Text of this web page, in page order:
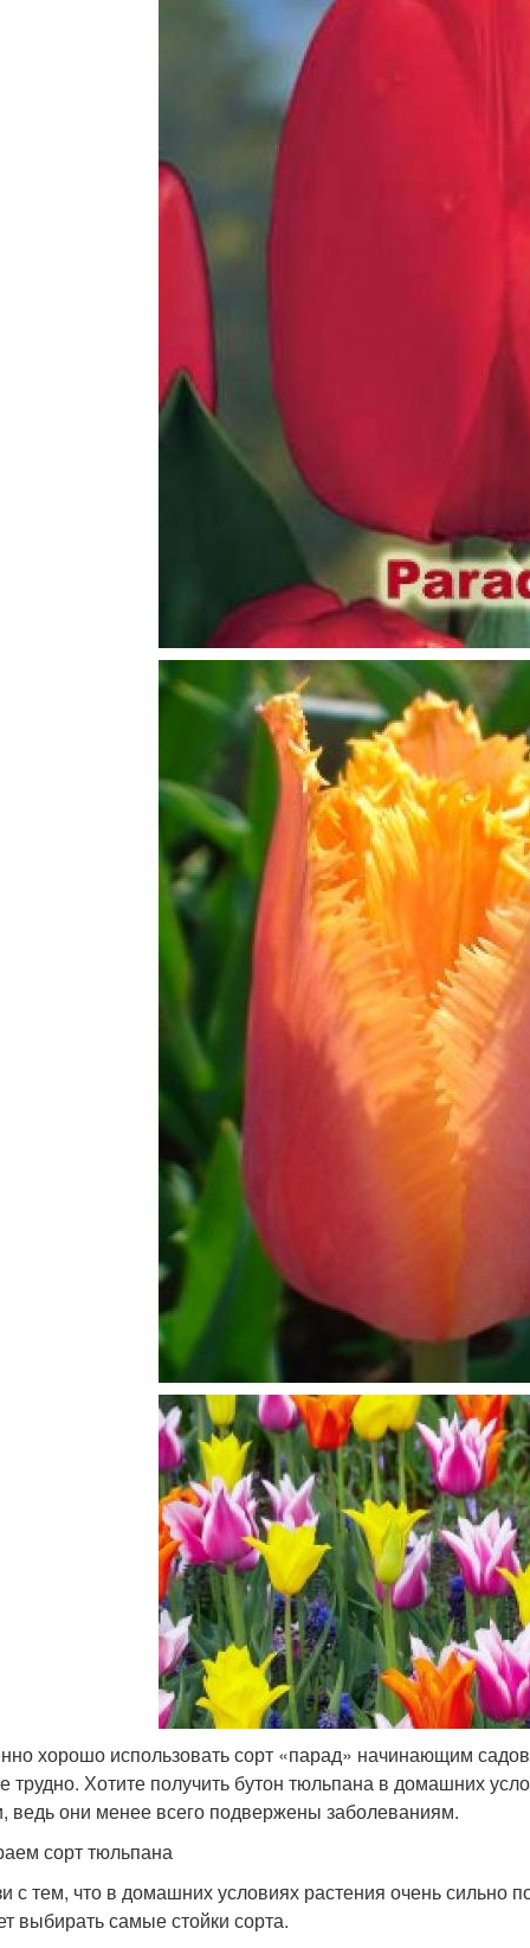
хорошо использовать сорт «парад» начинающим
трудно. Хотите получить бутон тюльпана в домашних
ведь они менее всего подвержены заболеваниям.
сорт тюльпана
с тем, что в домашних условиях растения очень сильно
выбирать самые стойки сорта.